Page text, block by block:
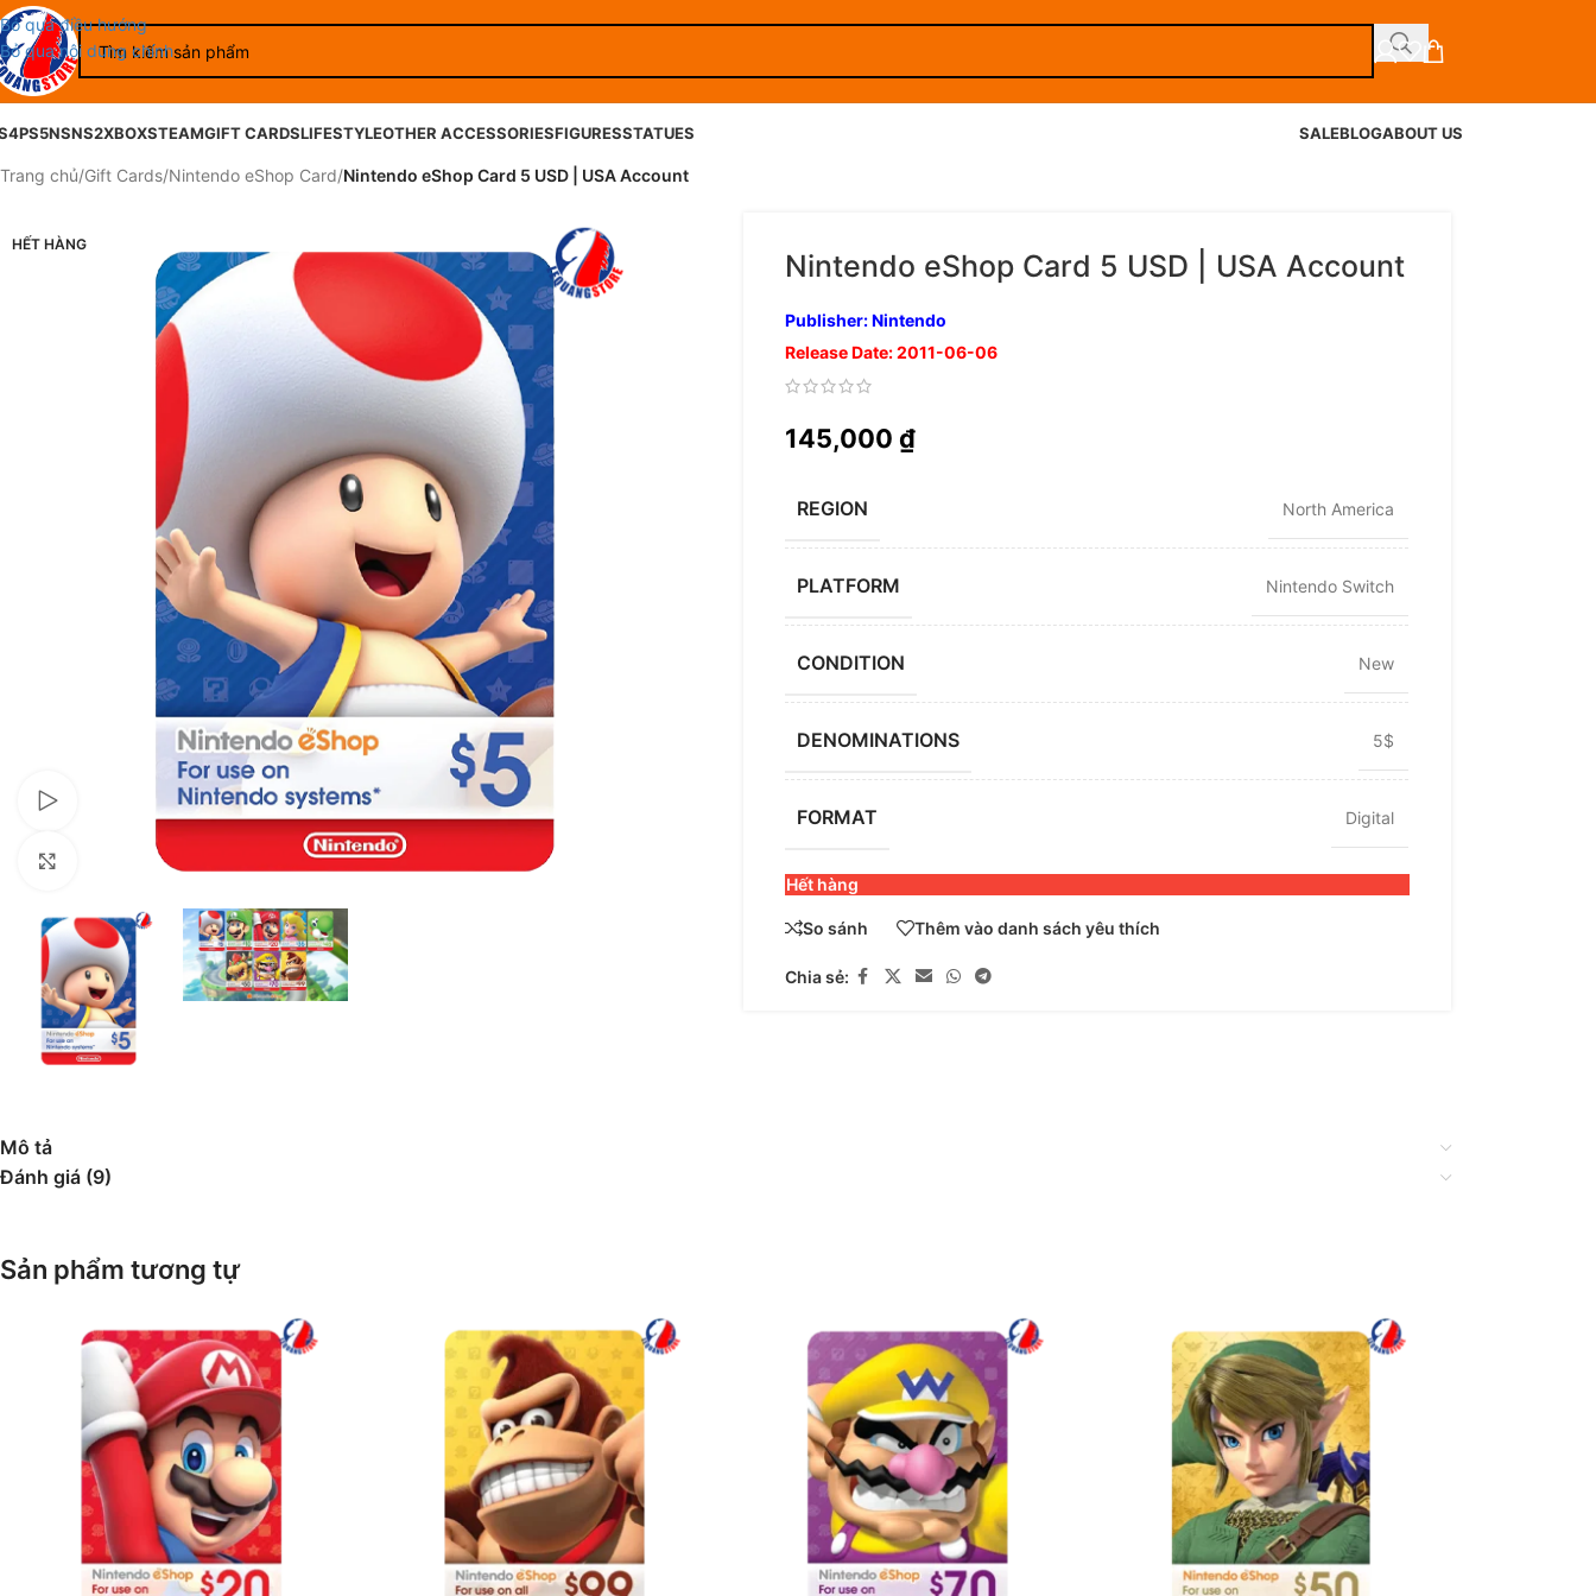
Bỏ qua điều hướng
Bỏ qua nội dung chính
PS5NSNS2XBOXSTEAMGIFT CARDSLIFESTYLEOTHER ACCESSORIESFIGURESSTATUES SALEBLOGABOUT US
Trang chủ/Gift Cards/Nintendo eShop Card/Nintendo eShop Card 5 USD | USA Account
HẾT HÀNG
Nhấp để phóng to
Nintendo eShop Card 5 USD | USA Account
Publisher: Nintendo
Release Date: 2011-06-06
145,000 ₫
REGION North America
PLATFORM Nintendo Switch
CONDITION New
DENOMINATIONS 5$
FORMAT Digital
Hết hàng
So sánh Thêm vào danh sách yêu thích
Chia sẻ:
Mô tả
Đánh giá (9)
Sản phẩm tương tự